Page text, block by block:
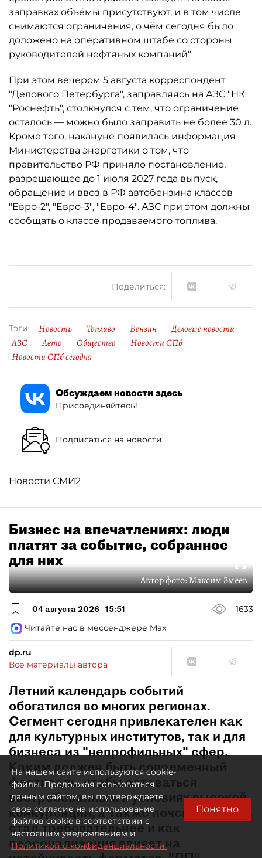
заправках объёмы присутствуют, и в том числе
снимаются ограничения, о чём сегодня было
доложено на оперативном штабе со стороны
руководителей нефтяных компаний"
При этом вечером 5 августа корреспондент
"Делового Петербурга", заправляясь на АЗС "НК
"Роснефть", столкнулся с тем, что ограничение
осталось ­— можно было заправить не более 30 л.
Кроме того, накануне появилась информация
Министерства энергетики о том, что
правительство РФ приняло постановление,
разрешающее до 1 июля 2027 года выпуск,
обращение и ввоз в РФ автобензина классов
"Евро-2", "Евро-3", "Евро-4". АЗС при этом должны
сообщать о классе продаваемого топлива.
Поделиться:
Тэги: Новость Топливо Бензин
Деловые новости
АЗС
Авто Общество
Новости СПб
Новости СПб сегодня
Обсуждаем новости здесь
Присоединяйтесь!
Подписаться на новости
Новости СМИ2
Бизнес на впечатлениях: люди
платят за событие, собранное
для них
Автор фото:Максим Змеев
04 августа 2026 15:51
1633
Читайте нас в мессенджере Max
dp.ru
Все материалы автора
Летний календарь событий
обогатился во многих регионах.
Сегмент сегодня привлекателен как
для культурных институтов, так и для
бизнеса из "непрофильных" сфер.
Каким должен быть современный
фестиваль, чтобы оставаться
востребованным в условиях высокой
конкуренции, а также почему зритель
стал требовательнее и как
персонализация влияет на
На нашем сайте используются cookie-
файлы. Продолжая пользоваться
данным сайтом, вы подтверждаете
свое согласие на использование
файлов cookie в соответствии с
настоящим уведомлением и
Политикой о конфиденциальности.
Понятно